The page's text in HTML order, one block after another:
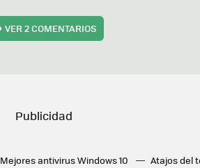
VER2 COMENTARIOS
Mejores antivirus Windows 10 Atajos del